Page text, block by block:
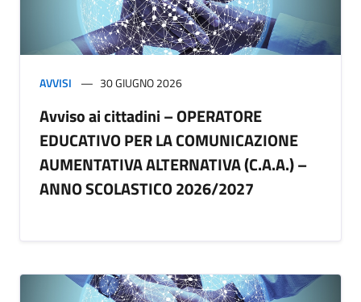
AVVISI 30 GIUGNO 2026
Avviso ai cittadini – OPERATORE
EDUCATIVO PER LA COMUNICAZIONE
AUMENTATIVA ALTERNATIVA (C.A.A.) –
ANNO SCOLASTICO 2026/2027